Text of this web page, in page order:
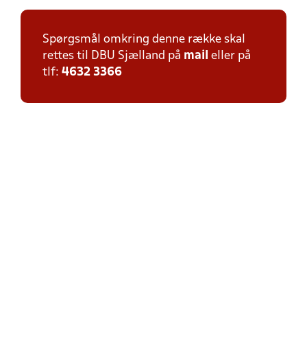
Spørgsmål omkring denne række skal
rettes til DBU Sjælland på mail eller på
tlf: 4632 3366